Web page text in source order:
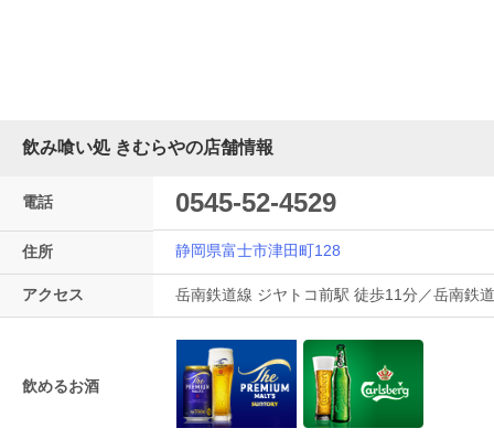
飲み喰い処 きむらやの店舗情報
電話 0545-52-4529
住所 静岡県富士市津田町128
アクセス 岳南鉄道線 ジヤトコ前駅 徒歩11分／岳南鉄
飲めるお酒